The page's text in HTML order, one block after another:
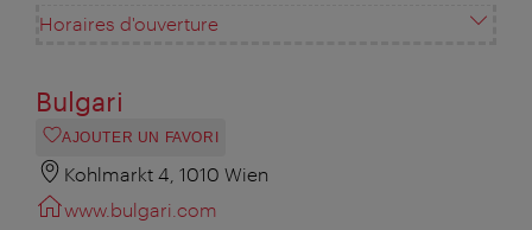
Horaires d'ouverture
Bulgari
AJOUTER UN FAVORI
Kohlmarkt 4, 1010 Wien
www.bulgari.com